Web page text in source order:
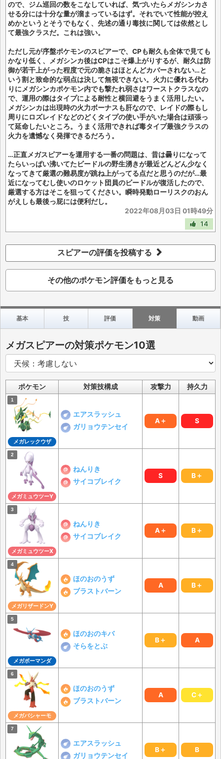
ので、ジム巡回の数をこなしていれば、気づいたらメガシンカさ
せる分には十分な量が溜まっているはず。それでいて性能が控え
めかというとそうでもなく、先述の通り毒技に関しては依然とし
て最強クラスだ。これは強い。
ただし元が序盤ポケモンのスピアーで、CPも耐久も全体で見ても
かなり低く、メガシンカ後はCPはこそ爆上がりするが、耐久は防
御が若干上がった程度で元の脆さはほとんどカバーされない…と
いう割と致命的な弱点は決して無視できない。火力に優れる代わ
りにメガシンカポケモン内でも撃たれ弱さはワーストクラスなの
で、運用の際はタイプによる耐性と横回避をうまく活用したい。
メガシンカは出現時の火力ボーナスも肝なので、レイドの際もし
周りにロズレイドなどのどくタイプの使い手がいた場合は頑張っ
て延命したいところ。うまく活用できれば毒タイプ最強クラスの
火力を遺憾なく発揮できるだろう。
…正直メガスピアーを運用する一番の問題は、昔は曇りになって
たらいっぱい沸いてたビードルの野生湧きが最近どんどん少なく
なってきて厳選の難易度が跳ね上がってる点だと思うのだが…最
近になってむし使いのロケット団員のビードルが復活したので、
厳選する方はそこを狙ってください。瞬時発動ローリスクのおん
がえしも最後っ屁には便利だし。
2022年08月03日 01時49分
14
スピアーの評価を投稿する
その他のポケモン評価をもっと見る
基本 技 評価 対策 動画
メガスピアーの対策ポケモン10選
ポケモン 対策技構成 攻撃力 持久力
メガレックウザ
エアスラッシュ
ガリョウテンセイ
A＋ S
メガミュウツーY
ねんりき
サイコブレイク
S B＋
メガミュウツーX
ねんりき
サイコブレイク
A＋ B＋
メガリザードンY
ほのおのうず
ブラストバーン
A B＋
メガボーマンダ
ほのおのキバ
そらをとぶ
B＋ A
メガバシャーモ
ほのおのうず
ブラストバーン
A C＋
エアスラッシュ
ガリョウテンセイ
B＋ B